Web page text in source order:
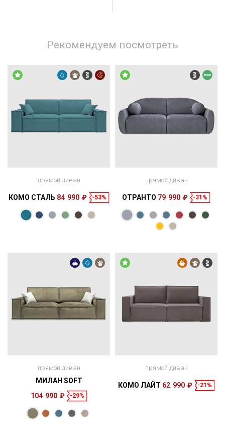
Рекомендуем посмотреть
Размеры
прямой диван
КОМО СТАЛЬ 84 990 ₽ -53%
Размеры
Спальное
прямой диван
ОТРАНТО 79 990 ₽ -31%
Размеры
Спальное
прямой диван
МИЛАН SOFT
104 990 ₽
-29%
прямой диван
КОМО ЛАЙТ 62 990 ₽ -21%